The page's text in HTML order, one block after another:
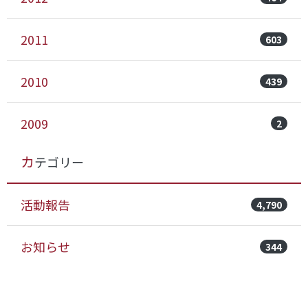
2011 603
2010 439
2009 2
カテゴリー
活動報告 4,790
お知らせ 344